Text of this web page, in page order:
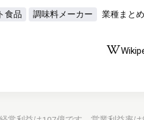
食品 調味料メーカー 業種まと